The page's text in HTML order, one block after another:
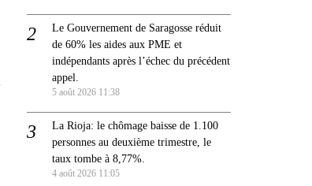
Le Gouvernement de Saragosse réduit
de 60% les aides aux PME et
indépendants après l’échec du précédent
appel.
5 août 2026 11:38
La Rioja: le chômage baisse de 1.100
personnes au deuxième trimestre, le
taux tombe à 8,77%.
4 août 2026 11:05